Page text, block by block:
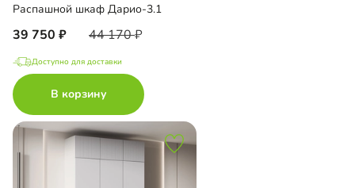
Распашной шкаф Дарио-3.1
39 750 44 170
Доступно для доставки
В корзину